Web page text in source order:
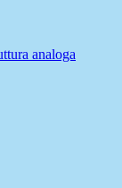
analoga